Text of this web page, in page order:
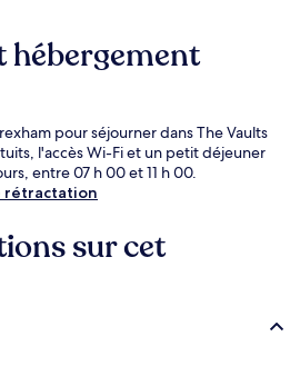
hébergement
pour séjourner dans The Vaults
l'accès Wi-Fi et un petit déjeuner
entre 07 h 00 et 11 h 00.
rétractation
sur cet